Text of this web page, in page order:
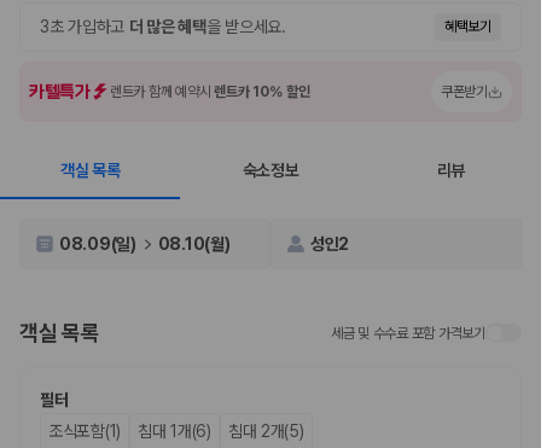
제주렌트카 가격비교는 카모아에서 한 번에
제주도 렌트카는 업체마다 차량 가격, 보험 조건, 면책금, 보상 한도, 인수
장소, 취소 규정이 다릅니다. 카모아는 여러 제주 렌트카 업체의 조건을 한
업체별 가격비교:
제주 렌트카 업체별 실시간 예약 가능 차량과 요금
차종별 최저가 비교:
인원에 맞는 차종별 가격을 비교합니다.
보험 조건 비교:일반자차, 완전자차, 슈퍼자차의 면책금과 보상 한
3초 가입하고 더 많은 혜택을 받으세요. 혜택보기
카텔특가 렌트카 함께 예약시렌트카 10% 할인 쿠폰받기
객실 목록 숙소정보 리뷰
08.09(일) 08.10(월) 성인2
객실 목록 세금 및 수수료 포함 가격보기
필터
조식포함(1)
침대 1개(6) 침대 2개(5)